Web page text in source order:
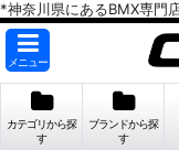
*神奈川県にあるBMX専門
メニュー
カテゴリから探
す
ブランドから探
す